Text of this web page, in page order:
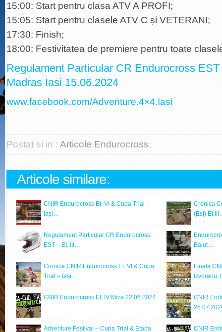
15:00: Start pentru clasa ATV A PROFI;
15:05: Start pentru clasele ATV C și VETERANI;
17:30: Finish;
18:00: Festivitatea de premiere pentru toate
Regulament Particular CR Endurocross
Madras Iasi 15.06.2024
www.facebook.com/Adventure.4×4.Iasi
Postat si in : Articole Endurocross,
Articole similare:
CNIR Endurocross Et. VI & Cupa Trial –
Iași…
Cronica
(Est)
Regulament Particular CR Endurocross
EST – Et. III…
Baiut…
Cronica CNIR Endurocross Et. VI & Cupa
Trial – Iași…
Finala
CNIR Endurocross Et. IV Mica 22.06.2024
CNIR
Adventure Festival – Cupa Trial & Etapa CNIR